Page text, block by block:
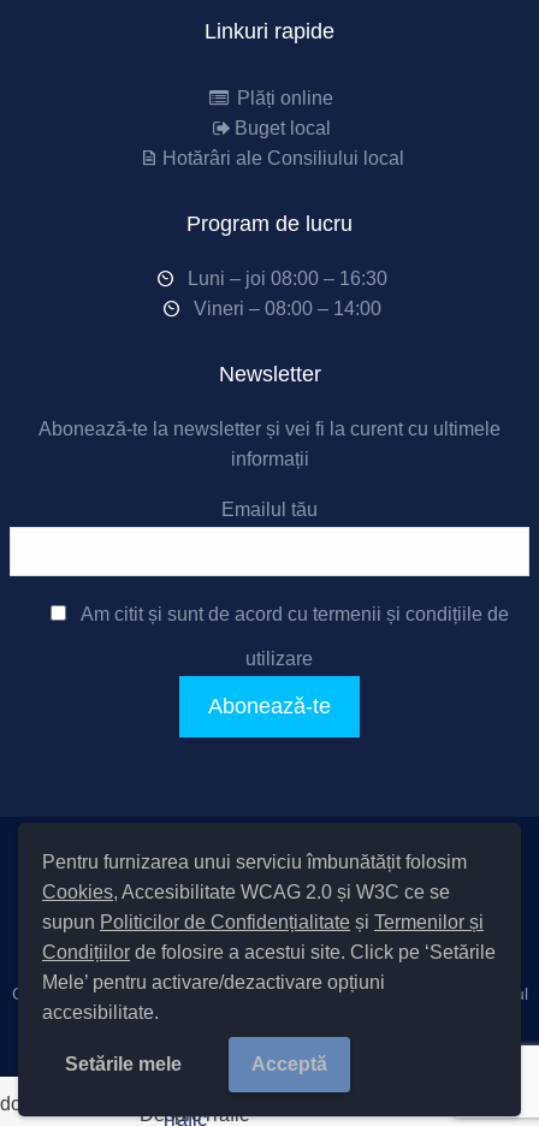
Pentru furnizarea unui serviciu îmbunătățit folosim
Cookies, Accesibilitate WCAG 2.0 și W3C ce se
supun Politicilor de Confidențialitate și Termenilor și
Condițiilor de folosire a acestui site. Click pe ‘Setările
Mele’ pentru activare/dezactivare opțiuni
accesibilitate.
Setările mele Acceptă
Linkuri rapide
Plăți online
Buget local
Hotărâri ale Consiliului local
Program de lucru
Luni – joi 08:00 – 16:30
Vineri – 08:00 – 14:00
Newsletter
Abonează-te la newsletter și vei fi la curent cu ultimele
informații
Emailul tău
Am citit și sunt de acord cu termenii și condițiile de
utilizare
Setări Cookies și Accesibilitate
Informare cu privire la prelucrarea datelor | Politică de utilizare
cookies|Termeni și condiții de utilizare a site-ului
Politică de
Cod Județ 4 / Județul Bacău / Tipul UAT – 14 – C – Comună / Codul
SIRUTA al Unității Administrativ-Teritoriale 20411 / Măgura
Copyright © 2022 Primăria Măgura județul Bacău |
document.write('